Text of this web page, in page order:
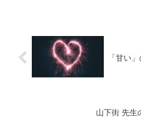
「甘い
山下街 先生